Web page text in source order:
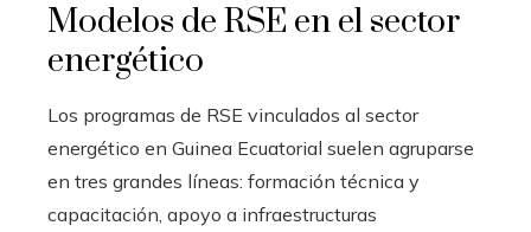
Modelos de RSE en el sector
energético
Los programas de RSE vinculados al sector
energético en Guinea Ecuatorial suelen agruparse
en tres grandes líneas: formación técnica y
capacitación, apoyo a infraestructuras